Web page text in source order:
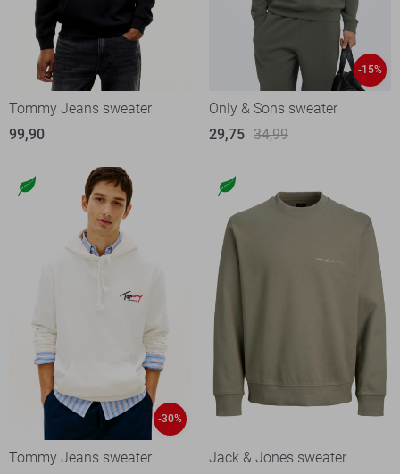
Tommy Jeans sweater
99,90
-15%
Only & Sons sweater
29,75 34,99
-30%
Tommy Jeans sweater
Jack & Jones sweater